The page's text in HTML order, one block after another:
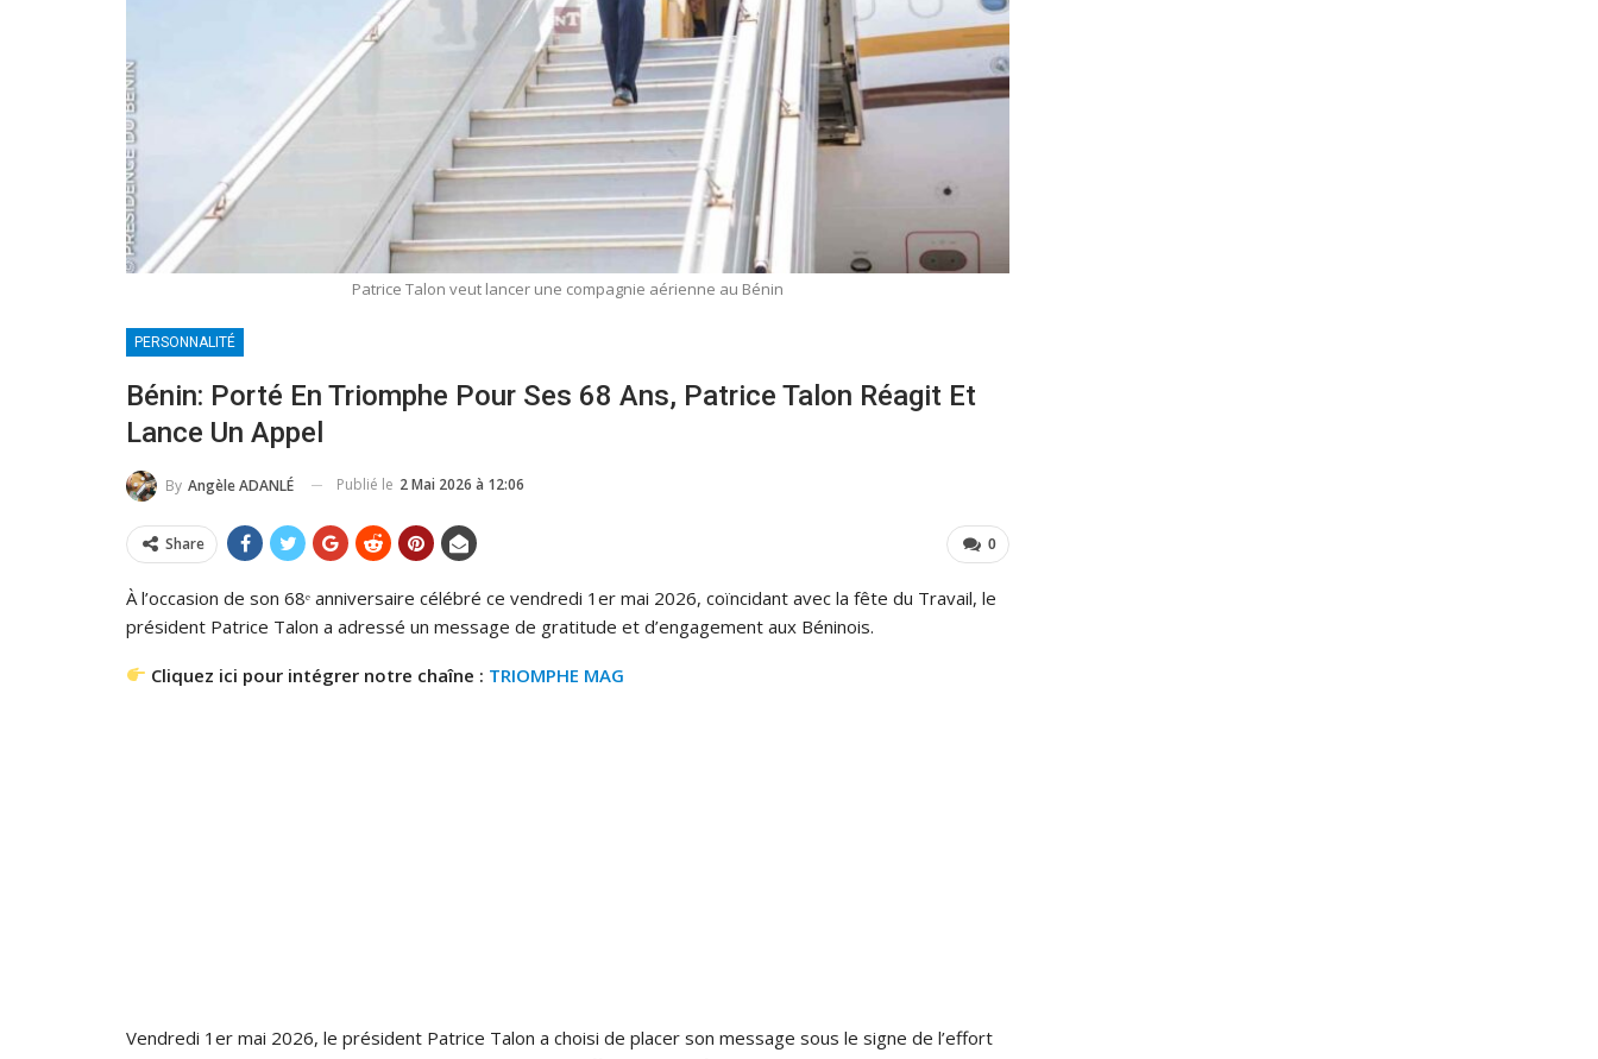
Patrice Talon veut lancer une compagnie aérienne au Bénin
PERSONNALITÉ
Bénin: Porté En Triomphe Pour Ses 68 Ans, Patrice Talon Réagit Et
Lance Un Appel
By Angèle ADANLÉ Publié le 2 Mai 2026 à 12:06
0
Share
À l’occasion de son 68ᵉ anniversaire célébré ce vendredi 1er mai 2026, coïncidant avec la fête du Travail, le
président Patrice Talon a adressé un message de gratitude et d’engagement aux Béninois.
Cliquez ici pour intégrer notre chaîne : TRIOMPHE MAG
Vendredi 1er mai 2026, le président Patrice Talon a choisi de placer son message sous le signe de l’effort